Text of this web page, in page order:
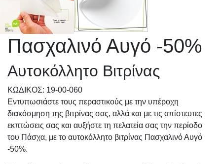
Πασχαλινό Αυγό -50%
Αυτοκόλλητο Βιτρίνας
KΩΔΙΚΟΣ: 19-00-060
Εντυπωσιάστε τους περαστικούς με την υπέροχη
διακόσμηση της βιτρίνας σας, αλλά και με τις απίστευτες
εκπτώσεις σας και αυξήστε τη πελατεία σας την περίοδο
του Πάσχα, με το αυτοκόλλητο βιτρίνας Πασχαλινό Αυγό
-50%.